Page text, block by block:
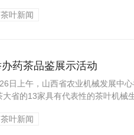
茶叶新闻
药茶品鉴展示活动
上午，山西省农业机械发展中心
大省的13家具有代表性的茶叶机械
茶叶新闻